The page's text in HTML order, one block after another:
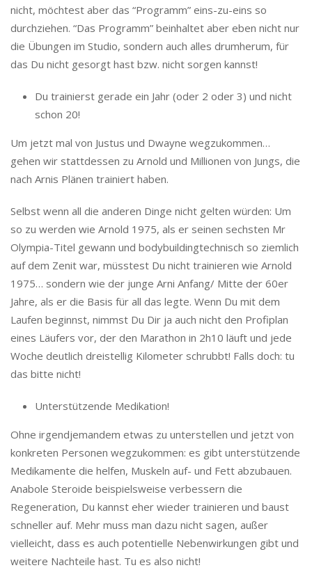
nicht, möchtest aber das “Programm” eins-zu-eins so
durchziehen. “Das Programm” beinhaltet aber eben nicht nur
die Übungen im Studio, sondern auch alles drumherum, für
das Du nicht gesorgt hast bzw. nicht sorgen kannst!
Du trainierst gerade ein Jahr (oder 2 oder 3) und nicht
schon 20!
Um jetzt mal von Justus und Dwayne wegzukommen…
gehen wir stattdessen zu Arnold und Millionen von Jungs, die
nach Arnis Plänen trainiert haben.
Selbst wenn all die anderen Dinge nicht gelten würden: Um
so zu werden wie Arnold 1975, als er seinen sechsten Mr
Olympia-Titel gewann und bodybuildingtechnisch so ziemlich
auf dem Zenit war, müsstest Du nicht trainieren wie Arnold
1975… sondern wie der junge Arni Anfang/ Mitte der 60er
Jahre, als er die Basis für all das legte. Wenn Du mit dem
Laufen beginnst, nimmst Du Dir ja auch nicht den Profiplan
eines Läufers vor, der den Marathon in 2h10 läuft und jede
Woche deutlich dreistellig Kilometer schrubbt! Falls doch: tu
das bitte nicht!
Unterstützende Medikation!
Ohne irgendjemandem etwas zu unterstellen und jetzt von
konkreten Personen wegzukommen: es gibt unterstützende
Medikamente die helfen, Muskeln auf- und Fett abzubauen.
Anabole Steroide beispielsweise verbessern die
Regeneration, Du kannst eher wieder trainieren und baust
schneller auf. Mehr muss man dazu nicht sagen, außer
vielleicht, dass es auch potentielle Nebenwirkungen gibt und
weitere Nachteile hast. Tu es also nicht!